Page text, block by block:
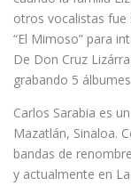
otros vocalistas
“El Mimoso” para
De Don Cruz
grabando 5
Carlos Sarabia es
Mazatlán, Sinaloa.
bandas de
y actualmente en